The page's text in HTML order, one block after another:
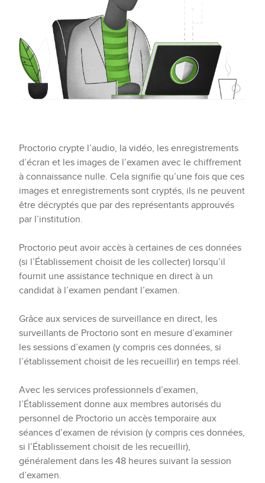
Proctorio crypte l’audio, la vidéo, les enregistrements
d’écran et les images de l’examen avec le chiffrement
à connaissance nulle. Cela signifie qu’une fois que ces
images et enregistrements sont cryptés, ils ne peuvent
être décryptés que par des représentants approuvés
par l’institution.
Proctorio peut avoir accès à certaines de ces données
(si l’Établissement choisit de les collecter) lorsqu’il
fournit une assistance technique en direct à un
candidat à l’examen pendant l’examen.
Grâce aux services de surveillance en direct, les
surveillants de Proctorio sont en mesure d’examiner
les sessions d’examen (y compris ces données, si
l’établissement choisit de les recueillir) en temps réel.
Avec les services professionnels d’examen,
l’Établissement donne aux membres autorisés du
personnel de Proctorio un accès temporaire aux
séances d’examen de révision (y compris ces données,
si l’Établissement choisit de les recueillir),
généralement dans les 48 heures suivant la session
d’examen.